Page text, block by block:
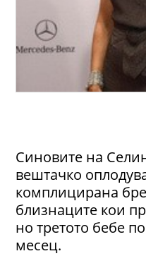
Синовите на
вештачко
комплицирана
близнаците кои
но третото бебе
месец.